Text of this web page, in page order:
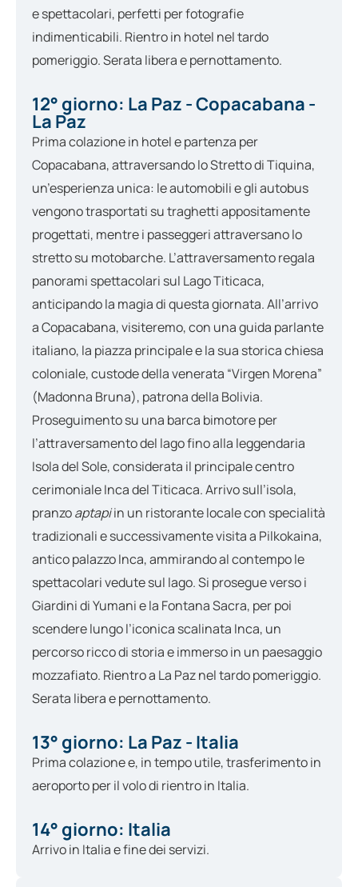
e spettacolari, perfetti per fotografie
indimenticabili. Rientro in hotel nel tardo
pomeriggio. Serata libera e pernottamento.
12° giorno: La Paz - Copacabana -
La Paz
Prima colazione in hotel e partenza per
Copacabana, attraversando lo Stretto di Tiquina,
un’esperienza unica: le automobili e gli autobus
vengono trasportati su traghetti appositamente
progettati, mentre i passeggeri attraversano lo
stretto su motobarche. L’attraversamento regala
panorami spettacolari sul Lago Titicaca,
anticipando la magia di questa giornata. All’arrivo
a Copacabana, visiteremo, con una guida parlante
italiano, la piazza principale e la sua storica chiesa
coloniale, custode della venerata “Virgen Morena”
(Madonna Bruna), patrona della Bolivia.
Proseguimento su una barca bimotore per
l’attraversamento del lago fino alla leggendaria
Isola del Sole, considerata il principale centro
cerimoniale Inca del Titicaca. Arrivo sull’isola,
pranzoaptapiin un ristorante locale con specialità
tradizionali e successivamente visita a Pilkokaina,
antico palazzo Inca, ammirando al contempo le
spettacolari vedute sul lago. Si prosegue verso i
Giardini di Yumani e la Fontana Sacra, per poi
scendere lungo l’iconica scalinata Inca, un
percorso ricco di storia e immerso in un paesaggio
mozzafiato. Rientro a La Paz nel tardo pomeriggio.
Serata libera e pernottamento.
13° giorno: La Paz - Italia
Prima colazione e, in tempo utile, trasferimento in
aeroporto per il volo di rientro in Italia.
14° giorno: Italia
Arrivo in Italia e fine dei servizi.